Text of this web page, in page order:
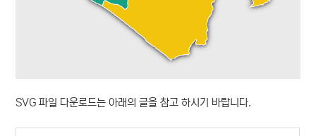
SVG 파일 다운로드는 아래의 글을 참고 하시기 바랍니다.